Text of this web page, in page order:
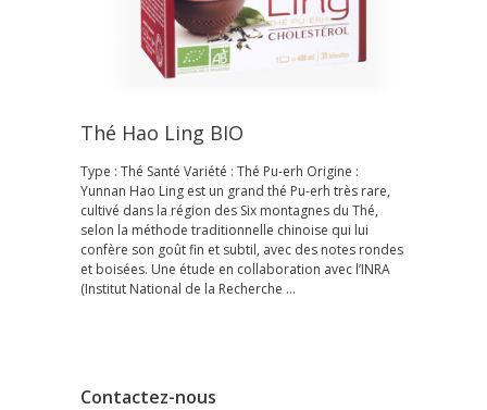
Thé Hao Ling BIO
Type : Thé Santé Variété : Thé Pu-erh Origine :
Yunnan Hao Ling est un grand thé Pu-erh très rare,
cultivé dans la région des Six montagnes du Thé,
selon la méthode traditionnelle chinoise qui lui
confère son goût fin et subtil, avec des notes rondes
et boisées. Une étude en collaboration avec l’INRA
(Institut National de la Recherche …
Contactez-nous